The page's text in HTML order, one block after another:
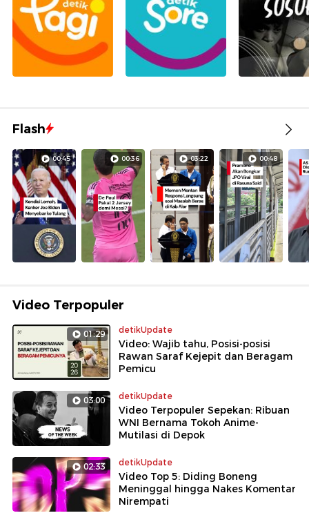
Flash
00:45 00:36 03:22 00:48
Video Terpopuler
01:29 detikUpdate
Video: Wajib tahu, Posisi-posisi
Rawan Saraf Kejepit dan Beragam
Pemicu
03:00 detikUpdate
Video Terpopuler Sepekan: Ribuan
WNI Bernama Tokoh Anime-
Mutilasi di Depok
02:33 detikUpdate
Video Top 5: Diding Boneng
Meninggal hingga Nakes Komentar
Nirempati